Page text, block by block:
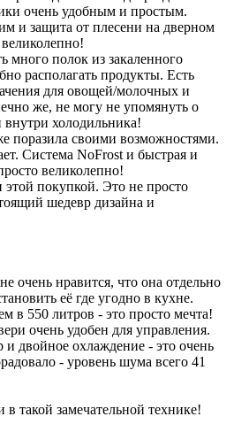
очень удобным и простым.
и защита от плесени на дверном
много полок из закаленного
располагать продукты. Есть
для овощей/молочных и
же, не могу не упомянуть о
холодильника!
поразила своими возможностями.
Система NoFrost и быстрая и
великолепно!
покупкой. Это не просто
шедевр дизайна и
очень нравится, что она отдельно
её где угодно в кухне.
в 550 литров - это просто мечта!
очень удобен для управления.
двойное охлаждение - это очень
- уровень шума всего 41
такой замечательной технике!